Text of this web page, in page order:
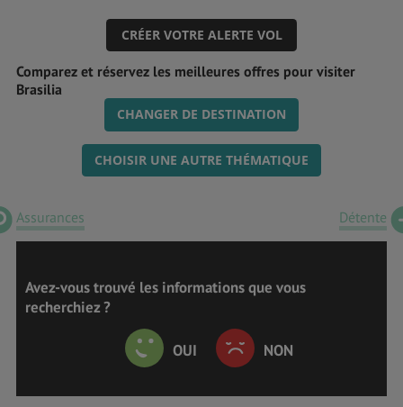
CRÉER VOTRE ALERTE VOL
Comparez et réservez les meilleures offres pour visiter
Brasilia
CHANGER DE DESTINATION
CHOISIR UNE AUTRE THÉMATIQUE
Assurances Détente
Avez-vous trouvé les informations que vous
recherchiez ?
OUI NON